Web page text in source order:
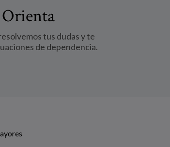
tus dudas y te
de dependencia.